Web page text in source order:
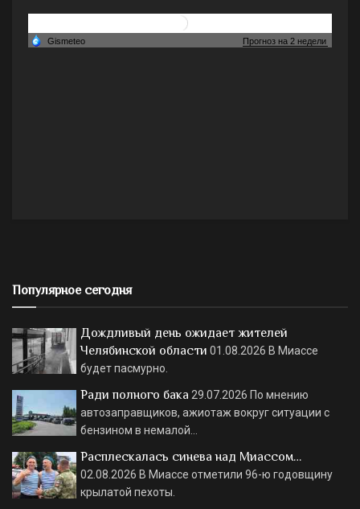
Популярное сегодня
Дождливый день ожидает жителей
Челябинской области 01.08.2026 В Миассе
будет пасмурно.
Ради полного бака 29.07.2026 По мнению
автозаправщиков, ажиотаж вокруг ситуации с
бензином в немалой…
Расплескалась синева над Миассом…
02.08.2026 В Миассе отметили 96-ю годовщину
крылатой пехоты.